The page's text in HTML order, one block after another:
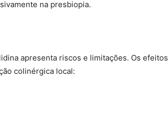
na presbiopia.
apresenta riscos e limitações. Os efeitos
colinérgica local: